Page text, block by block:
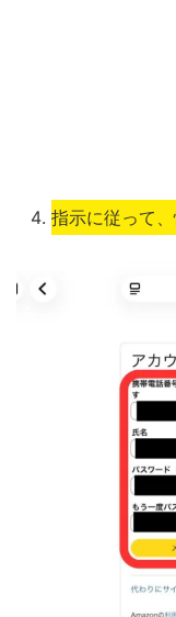
指示に従って